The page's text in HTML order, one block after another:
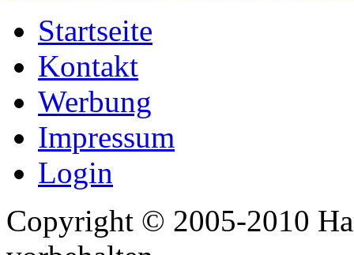
Startseite
Kontakt
Werbung
Impressum
Login
Copyright © 2005-2010